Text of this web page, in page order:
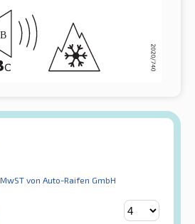
von Auto-Raifen GmbH